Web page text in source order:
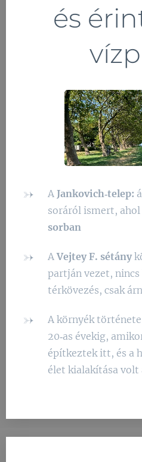
és
A Jankovich‑telep:
soráról ismert, ahol
sorban
AVejtey F. sétány
partján vezet,
térkövezés, csak
A környék
20‑as évekig,
építkeztek itt, és a
élet kialakítása volt